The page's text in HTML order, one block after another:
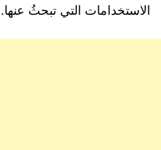
الاستخدامات التي تبحثُ عنها.